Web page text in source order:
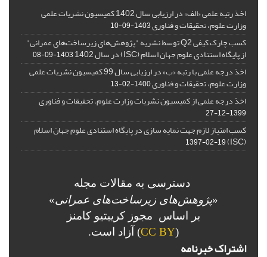
اخذ رتبه علمی «الف» در ارزیابی سال 1402 کمیسیون نشریات علمی
وزارت علوم، تحقیقات و فناوری1403-09-10
کسب چارک کیفی Q2 توسط نشریه "پژوهش‌های زیرساخت‌های عمرانی"
از پایگاه استنادی علوم جهان اسلام (ISC) در سال 1402 1403-09-08
اخذ درجه علمی با رتبه «ب» در ارزیابی سال 99 کمیسیون نشریات علمی
وزارت علوم، تحقیقات و فناوری1400-02-13
اخذ درجه علمی از کمیسیون نشریات وزارت علوم، تحقیقات و فناوری
1399-12-27
کسب امتیاز لازم جهت نمایه سازی در پایگاه استنادی علوم جهان اسلام
(ISC)
1397-02-19
دسترسی به مقالات مجله
«پژوهش‌های زیرساخت‌های عمرانی»
بر اساس مجوز کرییتیو کامنز
(
CC BY) آزاد است.
اشتراک خبرنامه